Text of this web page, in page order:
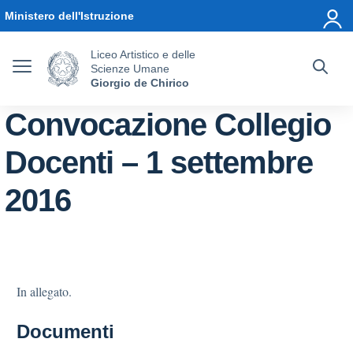
Ministero dell'Istruzione
Liceo Artistico e delle
Scienze Umane
Giorgio de Chirico
Convocazione Collegio
Docenti – 1 settembre
2016
In allegato.
Documenti